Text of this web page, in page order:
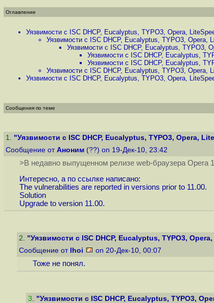
Оглавление
Уязвимости с ISC DHCP, Eucalyptus, TYPO3, Opera,
Уязвимости с ISC DHCP, Eucalyptus, TYPO3, Opera,
Уязвимости с ISC DHCP, Eucalyptus, TYPO3,
Уязвимости с ISC DHCP, Eucalyptus,
Уязвимости с ISC DHCP, Eucalyptus,
Уязвимости с ISC DHCP, Eucalyptus, TYPO3, Opera,
Уязвимости с ISC DHCP, Eucalyptus, TYPO3, Opera,
Сообщения по теме
1. "Уязвимости с ISC DHCP, Eucalyptus, TYPO3, Opera,
Сообщение от Аноним (??) on 19-Дек-10, 23:42
>В недавно выпущенном релизе web-браузера Opera
Интересно, а по ссылке написано:
The vulnerabilities are reported in versions prior to 11.00.
Solution
Upgrade to version 11.00.
2. "Уязвимости с ISC DHCP, Eucalyptus, TYPO3,
Сообщение от
lhoi on 20-Дек-10, 00:07
Тоже не понял.
3. "Уязвимости с ISC DHCP, Eucalyptus, TYPO3,